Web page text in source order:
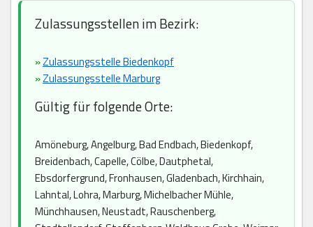
Zulassungsstellen im Bezirk:
»Zulassungsstelle Biedenkopf
»Zulassungsstelle Marburg
Gültig für folgende Orte:
Amöneburg, Angelburg, Bad Endbach, Biedenkopf,
Breidenbach, Capelle, Cölbe, Dautphetal,
Ebsdorfergrund, Fronhausen, Gladenbach, Kirchhain,
Lahntal, Lohra, Marburg, Michelbacher Mühle,
Münchhausen, Neustadt, Rauschenberg,